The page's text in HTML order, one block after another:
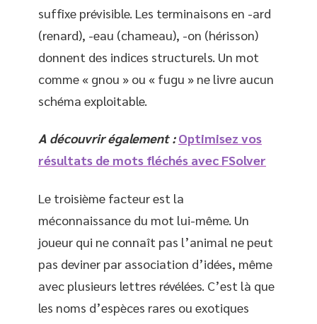
suffixe prévisible. Les terminaisons en -ard
(renard), -eau (chameau), -on (hérisson)
donnent des indices structurels. Un mot
comme « gnou » ou « fugu » ne livre aucun
schéma exploitable.
A découvrir également : Optimisez vos
résultats de mots fléchés avec FSolver
Le troisième facteur est la
méconnaissance du mot lui-même. Un
joueur qui ne connaît pas l’animal ne peut
pas deviner par association d’idées, même
avec plusieurs lettres révélées. C’est là que
les noms d’espèces rares ou exotiques